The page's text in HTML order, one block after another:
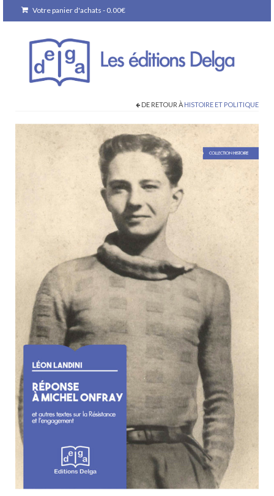
Votre panier d'achats - 0.00€
DE RETOUR À HISTOIRE ET POLITIQUE